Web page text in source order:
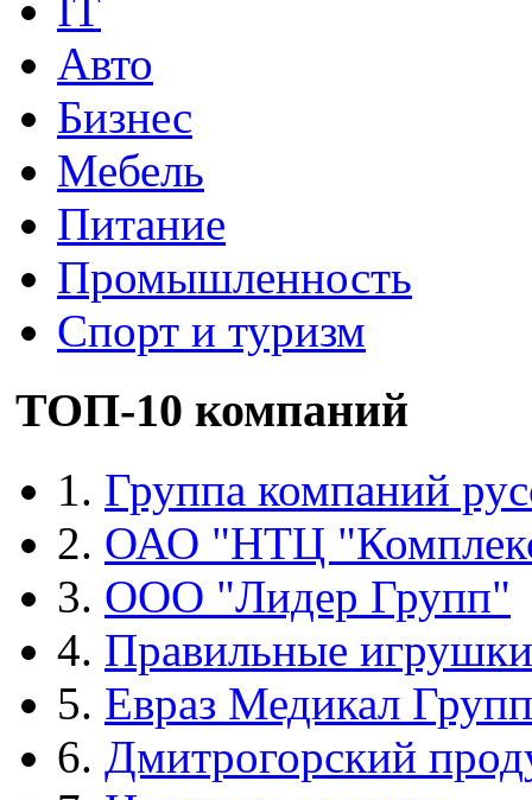
IT
Авто
Бизнес
Мебель
Питание
Промышленность
Спорт и туризм
ТОП-10 компаний
1. Группа компаний
2. ОАО "НТЦ
3. ООО "Лидер Групп"
4. Правильные игрушки
5. Евраз Медикал Групп
6. Дмитрогорский